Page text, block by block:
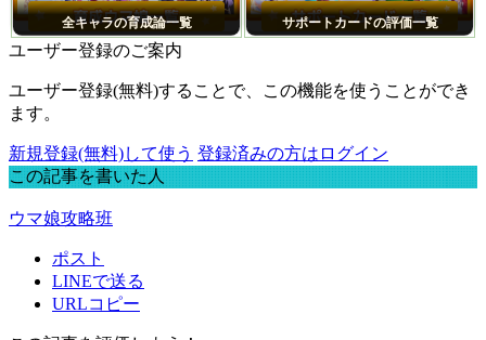
全キャラの育成論一覧 サポートカードの評価一覧
ユーザー登録のご案内
ユーザー登録(無料)することで、この機能を使うことができ
ます。
新規登録(無料)して使う 登録済みの方はログイン
この記事を書いた人
ウマ娘攻略班
ポスト
LINEで送る
URLコピー